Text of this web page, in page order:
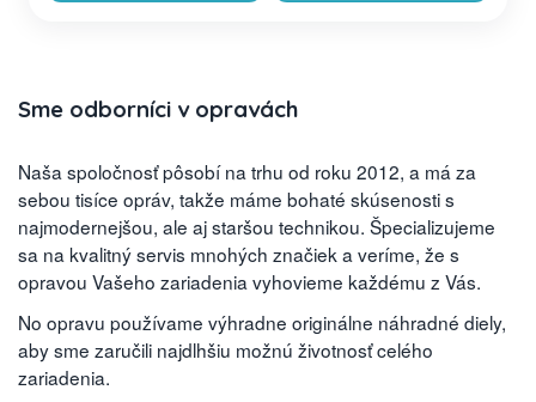
Sme odborníci v opravách
Naša spoločnosť pôsobí na trhu od roku 2012, a má za
sebou tisíce opráv, takže máme bohaté skúsenosti s
najmodernejšou, ale aj staršou technikou. Špecializujeme
sa na kvalitný servis mnohých značiek a veríme, že s
opravou Vašeho zariadenia vyhovieme každému z Vás.
No opravu používame výhradne originálne náhradné diely,
aby sme zaručili najdlhšiu možnú životnosť celého
zariadenia.